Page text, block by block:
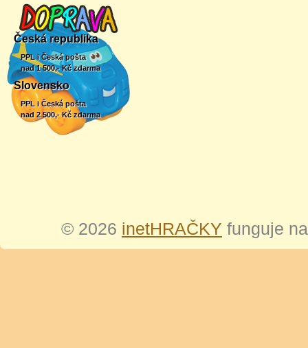
Česká republika
PPL i Česká pošta
nad 1 500,- Kč zdarma
Slovensko
PPL i Česká pošta
nad 2 500,- Kč zdarma
© 2026 inetHRAČKY funguje